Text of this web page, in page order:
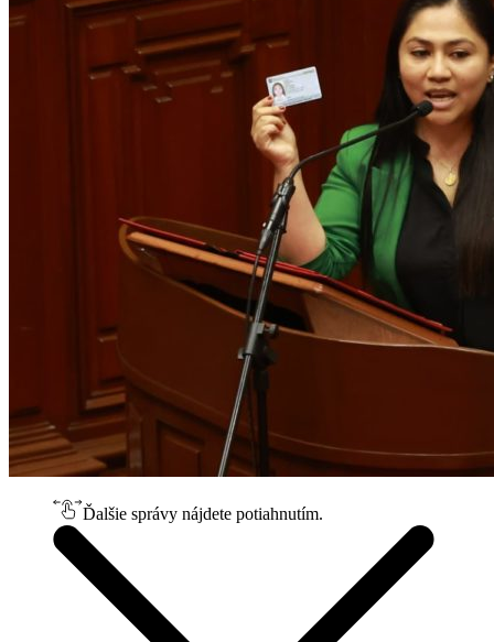
Ďalšie správy nájdete potiahnutím.